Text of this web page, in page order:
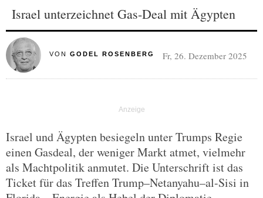
Israel unterzeichnet Gas-Deal mit Ägypten
VON GODEL ROSENBERG Fr, 26. Dezember 2025
Israel und Ägypten besiegeln unter Trumps Regie
einen Gasdeal, der weniger Markt atmet, vielmehr
als Machtpolitik anmutet. Die Unterschrift ist das
Ticket für das Treffen Trump–Netanyahu–al-Sisi in